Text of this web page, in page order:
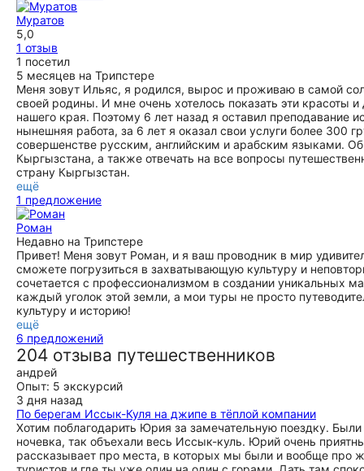
Муратов
5,0
1 отзыв
1 посетил
5 месяцев на Трипстере
Меня зовут Ильяс, я родился, вырос и проживаю в самой
своей родины. И мне очень хотелось показать эти красоты
нашего края. Поэтому 6 лет назад я оставил преподавание
нынешняя работа, за 6 лет я оказал свои услуги более 300
совершенстве русским, английским и арабским языками.
Кыргызстана, а также отвечать на все вопросы
страну Кыргызстан.
ещё
1 предложение
Роман
Недавно на Трипстере
Привет! Меня зовут Роман, и я ваш проводник в мир
сможете погрузиться в захватывающую культуру и
сочетается с профессионализмом в создании уникальных
каждый уголок этой земли, а мои туры не просто
культуру и историю!
ещё
6 предложений
204 отзыва путешественников
андрей
Опыт: 5 экскурсий
3 дня назад
По берегам Иссык-Куля на джипе в тёплой компании
Хотим поблагодарить Юрия за замечательную поездку.
ночевка, так объехали весь Иссык-куль. Юрий очень
рассказывает про места, в которых мы были и вообще про